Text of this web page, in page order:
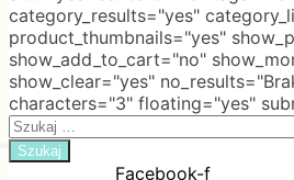
category_results="yes"
product_thumbnails="yes"
show_add_to_cart="no"
show_clear="yes"
characters="3" floating="yes"
Search
for:
Facebook-f